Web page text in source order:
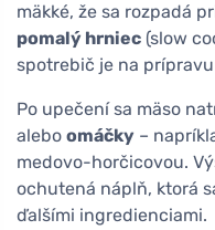
mäkké, že sa rozpadá
pomalý hrniec (slow
spotrebič je na
Po upečení sa mäso
alebo omáčky –
medovo-horčicovou.
ochutená náplň, ktorá
ďalšími ingredienciami.